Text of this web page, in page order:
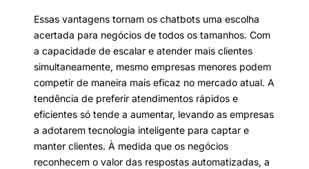
Essas vantagens tornam os chatbots uma escolha
acertada para negócios de todos os tamanhos. Com
a capacidade de escalar e atender mais clientes
simultaneamente, mesmo empresas menores podem
competir de maneira mais eficaz no mercado atual. A
tendência de preferir atendimentos rápidos e
eficientes só tende a aumentar, levando as empresas
a adotarem tecnologia inteligente para captar e
manter clientes. À medida que os negócios
reconhecem o valor das respostas automatizadas, a